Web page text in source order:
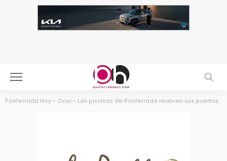
Ponferrada Hoy > Ocio > Las piscinas de Ponferrada reabren sus puertas por la mejora en la calidad del aire